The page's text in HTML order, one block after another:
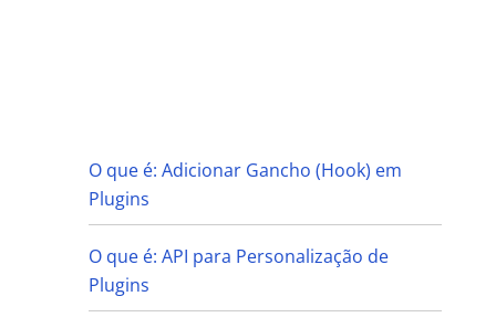
O que é: Adicionar Gancho (Hook) em
Plugins
O que é: API para Personalização de
Plugins